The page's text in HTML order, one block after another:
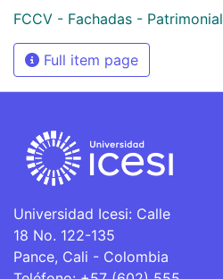
FCCV - Fachadas - Patrimonial
Full item page
Universidad Icesi: Calle
18 No. 122-135
Pance, Cali - Colombia